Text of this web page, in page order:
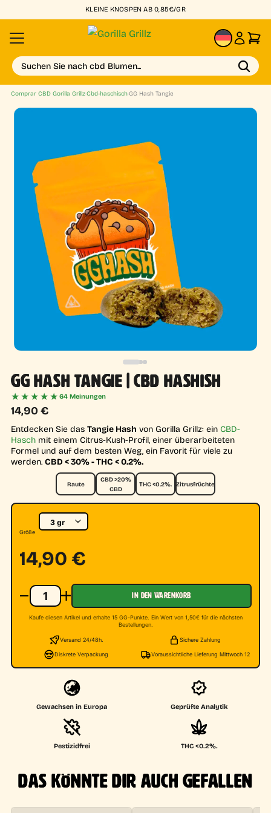
KLEINE KNOSPEN AB 0,85€/GR
DE
Suchen Sie nach cbd Blumen...
Comprar CBD Gorilla Grillz›Cbd-haschisch›GG Hash Tangie
GG HASH TANGIE | CBD HASHISH
★★★★★64 Meinungen
14,90€
Entdecken Sie dasTangie Hash von Gorilla Grillz: einCBD-
Haschmit einem Citrus-Kush-Profil, einer überarbeiteten
Formel und auf dem besten Weg, ein Favorit für viele zu
werden.CBD < 30% - THC < 0.2%.
Raute
CBD >20%
CBD
THC <0.2%. Zitrusfrüchte
Größe
14,90€
IN DEN WARENKORB
Kaufe diesen Artikel und erhalte 15 GG-Punkte. Ein Wert von 1,50€ für die nächsten
Bestellungen.
Versand 24/48h. Sichere Zahlung
Diskrete Verpackung Voraussichtliche Lieferung Mittwoch 12
Gewachsen in Europa Geprüfte Analytik
Pestizidfrei THC <0.2%.
DAS KÖNNTE DIR AUCH GEFALLEN